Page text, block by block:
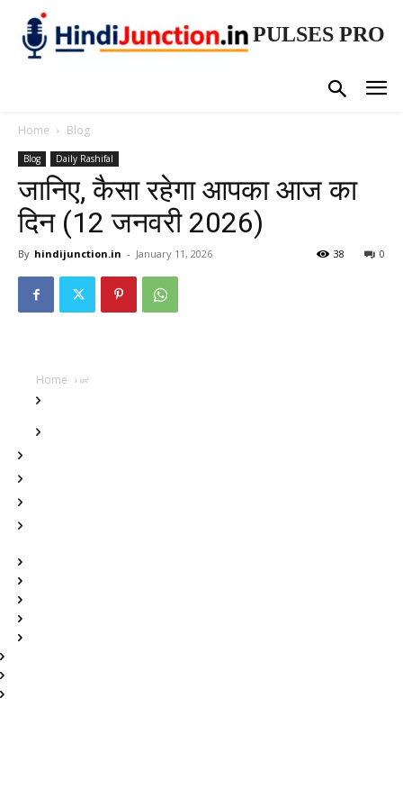
PULSES PRO
Home Blog
Blog Daily Rashifal
जानिए, कैसा रहेगा आपका आज का
दिन (12 जनवरी 2026)
By hindijunction.in - January 11, 2026 0
38
Home धर्म